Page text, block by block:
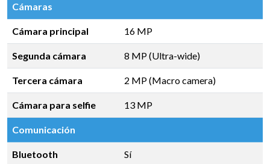
Cámaras
Cámara principal 16 MP
Segunda cámara 8 MP (Ultra-wide)
Tercera cámara 2 MP (Macro camera)
Cámara para selfie 13 MP
Comunicación
Bluetooth Sí